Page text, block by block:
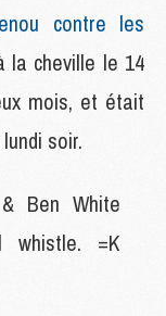
contre les
la cheville le 14
mois, et était
soir.
Ben White
whistle. =K